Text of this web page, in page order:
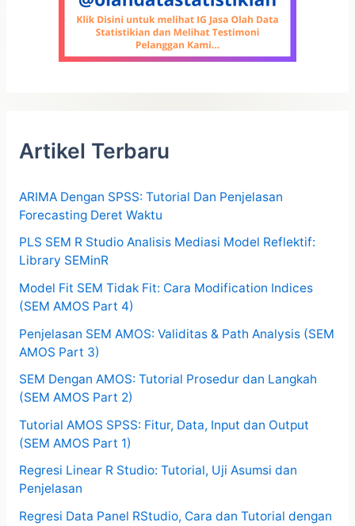
Artikel Terbaru
ARIMA Dengan SPSS: Tutorial Dan Penjelasan
Forecasting Deret Waktu
PLS SEM R Studio Analisis Mediasi Model Reflektif:
Library SEMinR
Model Fit SEM Tidak Fit: Cara Modification Indices
(SEM AMOS Part 4)
Penjelasan SEM AMOS: Validitas & Path Analysis (SEM
AMOS Part 3)
SEM Dengan AMOS: Tutorial Prosedur dan Langkah
(SEM AMOS Part 2)
Tutorial AMOS SPSS: Fitur, Data, Input dan Output
(SEM AMOS Part 1)
Regresi Linear R Studio: Tutorial, Uji Asumsi dan
Penjelasan
Regresi Data Panel RStudio, Cara dan Tutorial dengan